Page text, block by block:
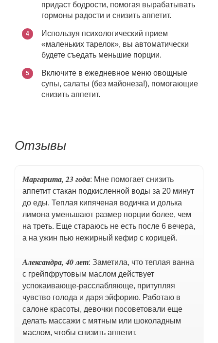
придаст бодрости, помогая вырабатывать
гормоны радости и снизить аппетит.
Используя психологический прием
«маленьких тарелок», вы автоматически
будете съедать меньшие порции.
Включите в ежедневное меню овощные
супы, салаты (без майонеза!), помогающие
снизить аппетит.
Отзывы
Маргарита, 23 года: Мне помогает снизить
аппетит стакан подкисленной воды за 20 минут
до еды. Теплая кипяченая водичка и долька
лимона уменьшают размер порции более, чем
на треть. Еще стараюсь не есть после 6 вечера,
а на ужин пью нежирный кефир с корицей.
Александра, 40 лет: Заметила, что теплая ванна
с грейпфрутовым маслом действует
успокаивающе-расслабляюще, притупляя
чувство голода и даря эйфорию. Работаю в
салоне красоты, девочки посоветовали еще
делать массажи с мятным или шоколадным
маслом, чтобы снизить аппетит.